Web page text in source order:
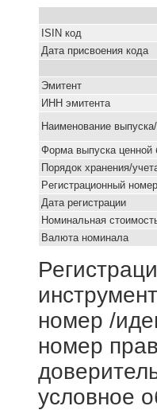
ISIN код
Дата присвоения кода
Эмитент
ИНН эмитента
Наименование
Форма выпуска ценной
Порядок хранения/
Pегистрационный номер
Дата регистрации
Номинальная
Валюта номинала
номер /
номер
условное